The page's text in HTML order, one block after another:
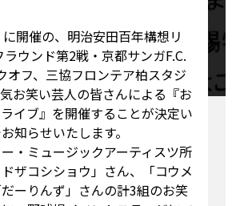
開催の、明治安田百年構想リ
ウンド第2戦・京都サンガF.C.
オフ、三協フロンテア柏スタジ
お笑い芸人の皆さんによる『お
イブ』を開催することが決定い
知らせいたします。
・ミュージックアーティスツ所
ザコシショウ」さん、「コウメ
ーりんず」さんの計3組のお笑